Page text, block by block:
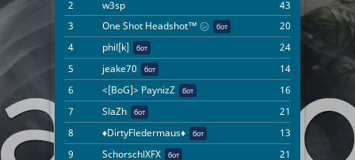
2
w3sp 43 00:09:16
3
One Shot Headshot™ ㋛ бот 20
4
phil[k] бот 24
5
jeake70 бот 14 22:54:11
6
<[BoG]> PaynizZ бот 16
7
SlaZh бот 21
22:54:11
8
♦DirtyFledermaus♦ бот 13 22:54:11
9
SchorschlXFX бот 21
22:54:11